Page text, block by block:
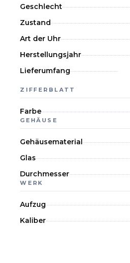
Geschlecht
Zustand
Art der Uhr
Herstellungsjahr
Lieferumfang
ZIFFERBLATT
Farbe
GEHÄUSE
Gehäusematerial
Glas
Durchmesser
WERK
Aufzug
Kaliber